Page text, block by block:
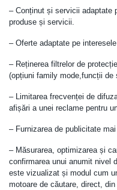
– Conținut și servicii adaptate
produse și servicii.
– Oferte adaptate pe
– Reținerea filtrelor de
(opțiuni family mode,funcții de
– Limitarea frecvenței de
afișări a unei reclame pentru
– Furnizarea de publicitate
– Măsurarea, optimizarea și
confirmarea unui anumit nivel
este vizualizat și modul cum
motoare de căutare, direct,